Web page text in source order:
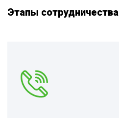
Этапы сотрудничества